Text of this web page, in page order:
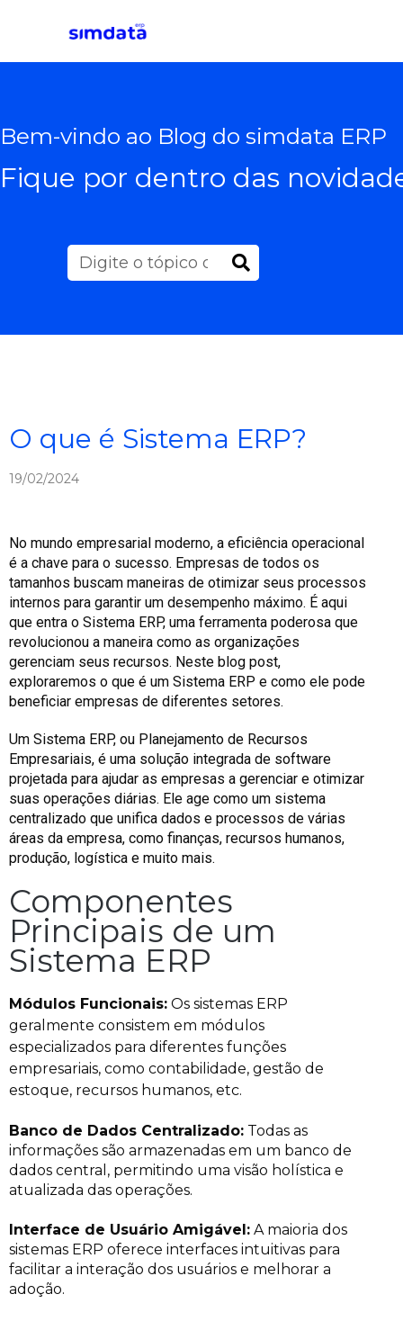
Bem-vindo ao Blog do simdata ERP
Fique por dentro das
O que é Sistema ERP?
19/02/2024
No mundo empresarial moderno, a eficiência operacional
é a chave para o sucesso. Empresas de todos os
tamanhos buscam maneiras de otimizar seus processos
internos para garantir um desempenho máximo. É aqui
que entra o Sistema ERP, uma ferramenta poderosa que
revolucionou a maneira como as organizações
gerenciam seus recursos. Neste blog post,
exploraremos o que é um Sistema ERP e como ele pode
beneficiar empresas de diferentes setores.
Um Sistema ERP, ou Planejamento de Recursos
Empresariais, é uma solução integrada de software
projetada para ajudar as empresas a gerenciar e otimizar
suas operações diárias. Ele age como um sistema
centralizado que unifica dados e processos de várias
áreas da empresa, como finanças, recursos humanos,
produção, logística e muito mais.
Componentes
Principais de um
Sistema ERP
Módulos Funcionais: Os sistemas ERP
geralmente consistem em módulos
especializados para diferentes funções
empresariais, como contabilidade, gestão de
estoque, recursos humanos, etc.
Banco de Dados Centralizado: Todas as
informações são armazenadas em um banco de
dados central, permitindo uma visão holística e
atualizada das operações.
Interface de Usuário Amigável: A maioria dos
sistemas ERP oferece interfaces intuitivas para
facilitar a interação dos usuários e melhorar a
adoção.